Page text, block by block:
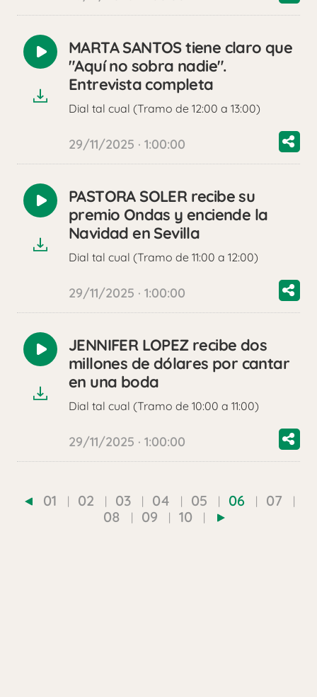
Reproducir
audio
MARTA SANTOS tiene claro que
"Aquí no sobra nadie".
Entrevista completa
Dial tal cual (Tramo de 12:00 a 13:00)
29/11/2025 · 1:00:00
Reproducir
audio
PASTORA SOLER recibe su
premio Ondas y enciende la
Navidad en Sevilla
Dial tal cual (Tramo de 11:00 a 12:00)
29/11/2025 · 1:00:00
Reproducir
audio
JENNIFER LOPEZ recibe dos
millones de dólares por cantar
en una boda
Dial tal cual (Tramo de 10:00 a 11:00)
29/11/2025 · 1:00:00
01 02 03 04 05 06
07
08
09 10